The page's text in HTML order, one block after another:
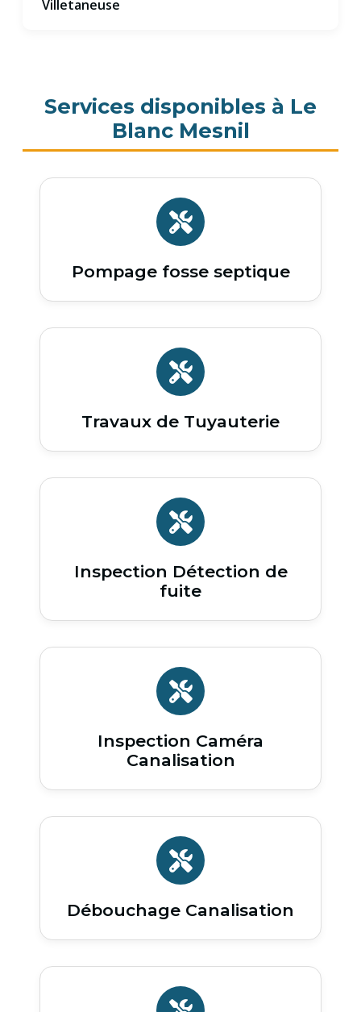
Villetaneuse
Services disponibles à Le
Blanc Mesnil
Pompage fosse septique
Travaux de Tuyauterie
Inspection Détection de
fuite
Inspection Caméra
Canalisation
Débouchage Canalisation